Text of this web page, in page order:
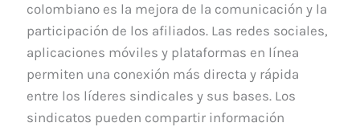
colombiano es la mejora de la comunicación y la
participación de los afiliados. Las redes sociales,
aplicaciones móviles y plataformas en línea
permiten una conexión más directa y rápida
entre los líderes sindicales y sus bases. Los
sindicatos pueden compartir información